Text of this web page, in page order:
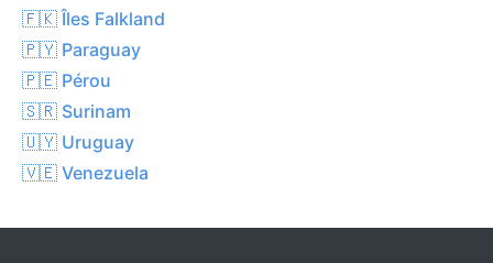
🇫🇰 Îles Falkland
🇵🇾 Paraguay
🇵🇪 Pérou
🇸🇷 Surinam
🇺🇾 Uruguay
🇻🇪 Venezuela